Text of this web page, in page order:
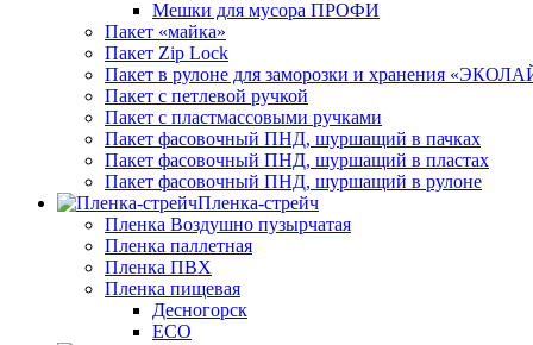
Мешки для мусора ПРОФИ
Пакет «майка»
Пакет Zip Lock
Пакет в рулоне для заморозки и хранения
Пакет с петлевой ручкой
Пакет с пластмассовыми ручками
Пакет фасовочный ПНД, шуршащий в пачках
Пакет фасовочный ПНД, шуршащий в пластах
Пакет фасовочный ПНД, шуршащий в рулоне
Пленка-стрейч
Пленка Воздушно пузырчатая
Пленка паллетная
Пленка ПВХ
Пленка пищевая
Десногорск
ECO